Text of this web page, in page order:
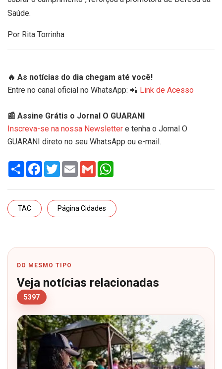
Saúde.
Por Rita Torrinha
🔥 As notícias do dia chegam até você!
Entre no canal oficial no WhatsApp: 📲 Link de Acesso
📰 Assine Grátis o Jornal O GUARANI
Inscreva-se na nossa Newsletter e tenha o Jornal O
GUARANI direto no seu WhatsApp ou e-mail.
Share Facebook
TwitterEmail Gmail
TAC Página Cidades
DO MESMO TIPO
Veja notícias relacionadas
5397